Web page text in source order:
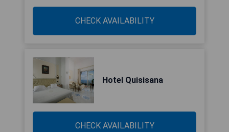
CHECK AVAILABILITY
Hotel Quisisana
CHECK AVAILABILITY